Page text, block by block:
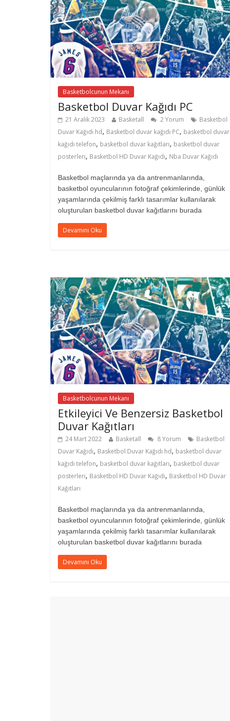
Basketbolcunun Mekanı
Basketbol Duvar Kağıdı PC
21 Aralık 2023 Basketall 2 Yorum
Basketbol
Duvar Kağıdı hd, Basketbol duvar kağıdı PC, basketbol duvar
kağıdı telefon, basketbol duvar kağıtları, basketbol duvar
posterleri, Basketbol HD Duvar Kağıdı, Nba Duvar Kağıdı
Basketbol maçlarında ya da antrenmanlarında,
basketbol oyuncularının fotoğraf çekimlerinde, günlük
yaşamlarında çekilmiş farklı tasarımlar kullanılarak
oluşturulan basketbol duvar kağıtlarını burada
Devamını Oku
Basketbolcunun Mekanı
Etkileyici Ve Benzersiz Basketbol
Duvar Kağıtları
24 Mart 2022 Basketall 8 Yorum
Basketbol
Duvar Kağıdı, Basketbol Duvar Kağıdı hd, basketbol duvar
kağıdı telefon, basketbol duvar kağıtları, basketbol duvar
posterleri, Basketbol HD Duvar Kağıdı, Basketbol HD Duvar
Kağıtları
Basketbol maçlarında ya da antrenmanlarında,
basketbol oyuncularının fotoğraf çekimlerinde, günlük
yaşamlarında çekilmiş farklı tasarımlar kullanılarak
oluşturulan basketbol duvar kağıtlarını burada
Devamını Oku